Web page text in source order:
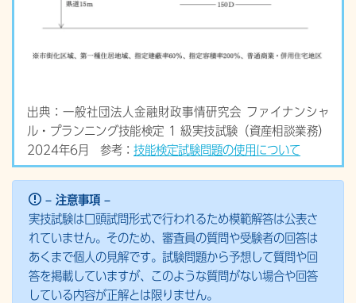
出典：一般社団法人金融財政事情研究会 ファイナンシャ
ル・プランニング技能検定 1 級実技試験（資産相談業務）
2024年6月 参考： 技能検定試験問題の使用について
– 注意事項 –
実技試験は口頭試問形式で行われるため模範解答は公表さ
れていません。そのため、審査員の質問や受験者の回答は
あくまで個人の見解です。試験問題から予想して質問や回
答を掲載していますが、このような質問がない場合や回答
している内容が正解とは限りません。